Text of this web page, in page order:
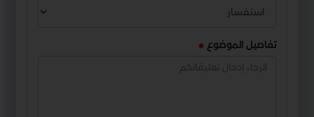
تفاصيل الموضوع